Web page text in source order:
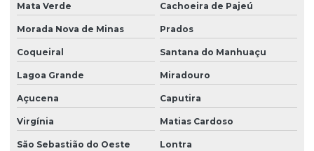
Mata Verde Cachoeira de Pajeú
Morada Nova de Minas Prados
Coqueiral Santana do Manhuaçu
Lagoa Grande Miradouro
Açucena Caputira
Virgínia Matias Cardoso
São Sebastião do Oeste Lontra